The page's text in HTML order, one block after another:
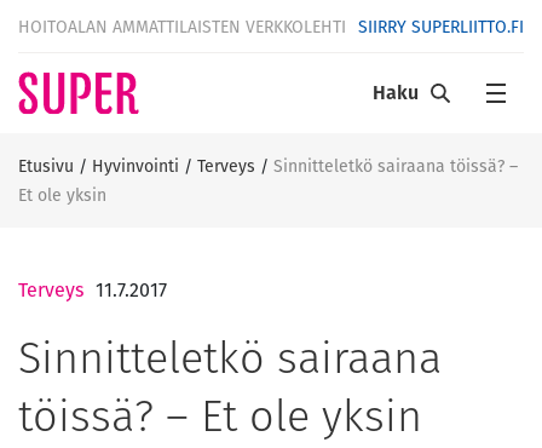
HOITOALAN AMMATTILAISTEN VERKKOLEHTI SIIRRY SUPERLIITTO.FI
Haku
Etusivu / Hyvinvointi / Terveys / Sinnitteletkö sairaana töissä? –
Et ole yksin
Terveys 11.7.2017
Sinnitteletkö sairaana
töissä? – Et ole yksin